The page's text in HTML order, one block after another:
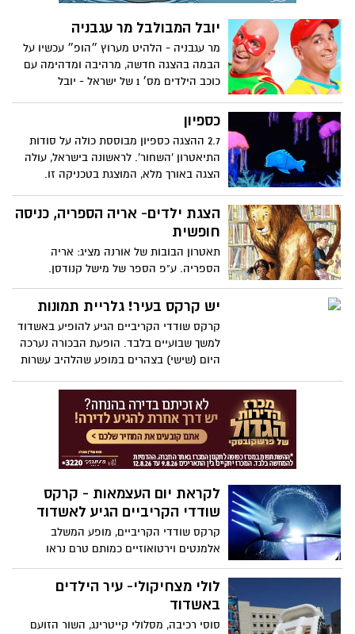
יובל המבולבל מר עגבניה
מר עגבניה - הלהיט מערוץ ״הופ״ עכשיו על
הבמה בהצגה חדשה, מרהיבה ומדהימה עם
כוכב הילדים מס׳ 1 של ישראל - יובל
ומוכרים לצד שירים חדשים.
כספיון
2.7 ההצגה כספיון מבוססת כולה על סודות
התיאטרון 'השחור'. לראשונה בישראל, עולה
הצגה באורך מלא, המוצגת בטכניקה זו.
בחגיגה של צבעים ומראות קסומים.
הצגת ילדים- אריה הספריה, כניסה
חופשית
תאטרון הבובות של אורנה מציג: אריה
הספריה. ע"פ הספר של מישל קנודסן.
בספריה יש ספרים וגם כללים מאוד ברורים,
אך מה קורה כשיום אחד אריה נכנס לספריה?
15/6 בשעה 17:00 . הכניסה חופשית
יש קרקס בעיר! גלריית תמונות
קרקס שודדי הקריביים הגיע להופיע באשדוד
למשך שבועיים בלבד. הופעת הבכורה נערכה
היום (שישי) בצהרים במופע שהלהיב עשרות
כי מפיקי הקרקס תרמו מאות כרטיסים
למשפחות שידם אינה משגת, והתרומה
הועברה למחלקת הרווחה בעיר, שחילקה את
הכרטיסים כדי שגם ילדים שהוריהם אינם
יכולים להרשות לעצמם הוצאה שכזו, יזכו
בהחלט להגיע ולהנות, ובינתיים תהנו מגלריית
תמונות שצילמנו במקום
לקראת יום העצמאות - קרקס
שודדי הקריביים הגיע לאשדוד
קרקס שודדי הקריביים, מופע המשלב
אלמנטים וירטואוזיים כמותם טרם נראו
במחזותינו, הגיע לאשדוד. מחר (שישי)
מתקיים מופע הפתיחה. כל הפרטים בידיעה
לולי מצחיקולי- עיר הילדים
באשדוד
סוסי רכיבה, מסלולי קייטרינג, השור הזועם